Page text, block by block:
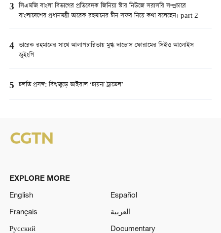
3 সিএমজি বাংলা বিভাগের প্রতিবেদক জিনিয়া স্টার নিউজে সরাসরি সম্প্রচারে
বাংলাদেশের প্রধানমন্ত্রী তারেক রহমানের চীন সফর নিয়ে কথা বলেছেন। part 2
4 তারেক রহমানের সাথে আলাপচারিতায় মুগ্ধ দাভোস ফোরামের সিইও আলোইস
জুইংগি
5 চলতি প্রসঙ্গ: বিশ্বজুড়ে ভাইরাল ‘চায়না ট্রাভেল’
EXPLORE MORE
English
Español
Français
العربية
Русский
Documentary